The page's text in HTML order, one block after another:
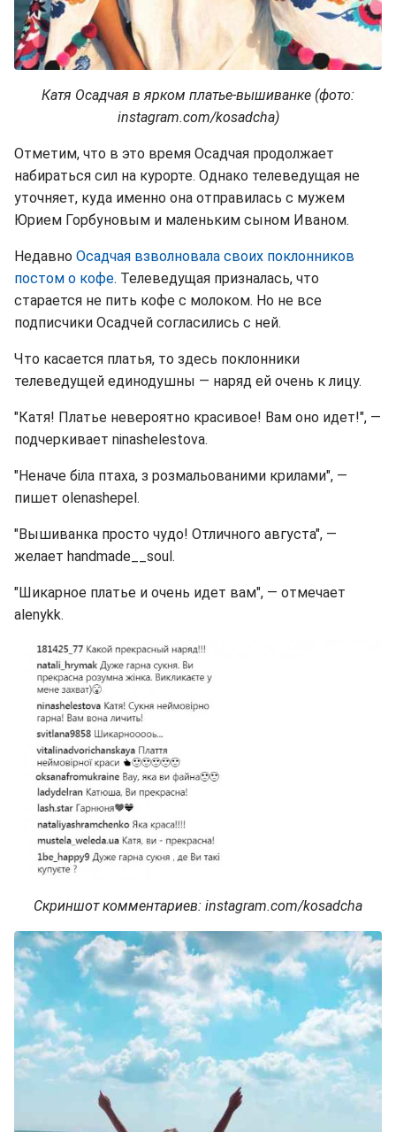
Катя Осадчая в ярком платье-вышиванке (фото:
instagram.com/kosadcha)
Отметим, что в это время Осадчая продолжает
набираться сил на курорте. Однако телеведущая не
уточняет, куда именно она отправилась с мужем
Юрием Горбуновым и маленьким сыном Иваном.
Недавно Осадчая взволновала своих поклонников
постом о кофе. Телеведущая призналась, что
старается не пить кофе с молоком. Но не все
подписчики Осадчей согласились с ней.
Что касается платья, то здесь поклонники
телеведущей единодушны — наряд ей очень к лицу.
"Катя! Платье невероятно красивое! Вам оно идет!", —
подчеркивает ninashelestova.
"Неначе біла птаха, з розмальованими крилами", —
пишет olenashepel.
"Вышиванка просто чудо! Отличного августа", —
желает handmade__soul.
"Шикарное платье и очень идет вам", — отмечает
alenykk.
Скриншот комментариев: instagram.com/kosadcha